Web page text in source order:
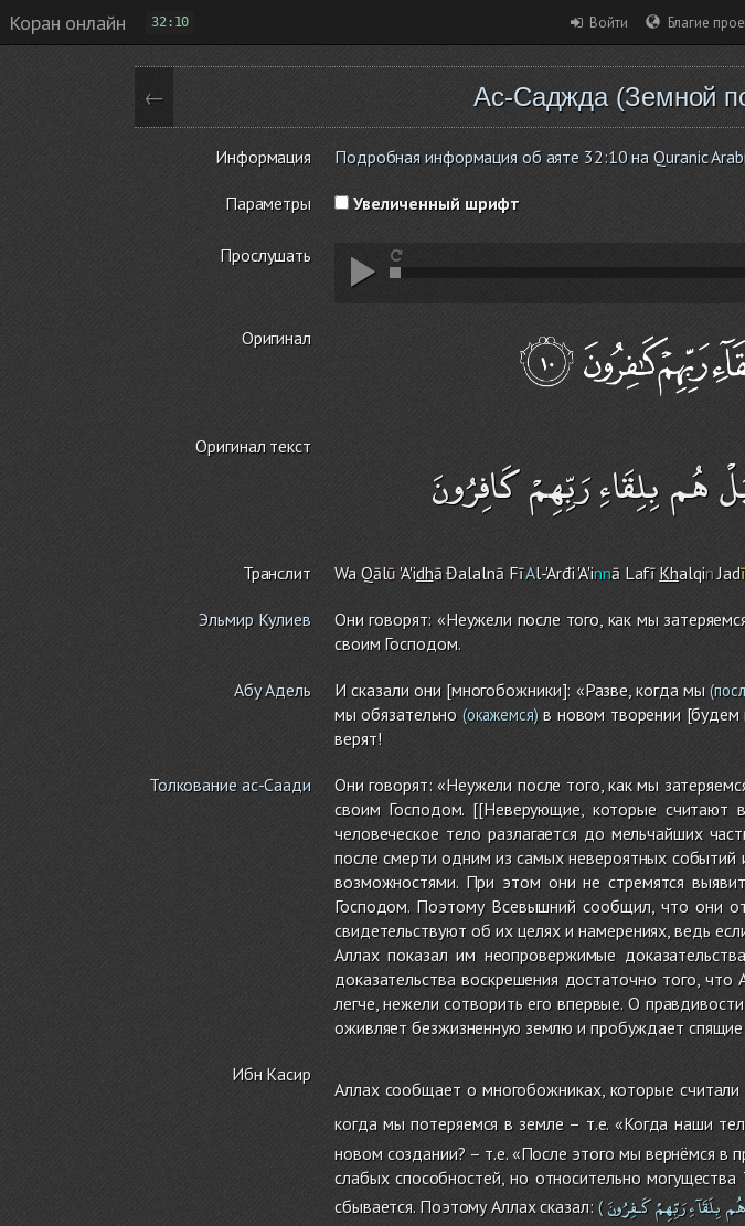
Коран онлайн 32:10 Войти Благие
← Ас-Саджда (Земной
Информация Подробная информация об аяте 32:10 на Quranic
Параметры Увеличенный шрифт
Прослушать
Оригинал
Оригинал текст
هُم بِلِقَاءِ رَبِّهِمْ كَافِرُونَ
Транслит Wa Qālū 'A'idhā Đalalnā FīAl-'Arđi 'A'innā LafīKhalqinJadī
Эльмир Кулиев
Они говорят: «Неужели после того, как мы
своим Господом.
Абу Адель И сказали они [многобожники]: «Разве, когда мы
мы обязательно (окажемся)в новом творении [будем
верят!
Толкование ас-Саади
Они говорят: «Неужели после того, как мы
своим Господом. [[Неверующие, которые считают
человеческое тело разлагается до мельчайших
после смерти одним из самых невероятных
возможностями. При этом они не стремятся
Господом. Поэтому Всевышний сообщил, что они
свидетельствуют об их целях и намерениях, ведь
Аллах показал им неопровержимые
доказательства воскрешения достаточно того,
легче, нежели сотворить его впервые. О
оживляет безжизненную землю и пробуждает
Ибн Касир
Аллах сообщает о многобожниках, которые
когда мы потеряемся в земле – т.е. «Когда наши
новом создании? – т.е. «После этого мы вернёмся в
слабых способностей, но относительно
сбывается. Поэтому Аллах сказал:( هُمبِلَقَآءِرَبِّهِمْكَـفِرُونَ